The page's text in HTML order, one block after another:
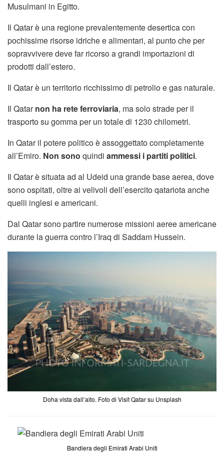
Musulmani in Egitto.
Il Qatar è una regione prevalentemente desertica con
pochissime risorse idriche e alimentari, al punto che per
sopravvivere deve far ricorso a grandi importazioni di
prodotti dall’estero.
Il Qatar è un territorio ricchissimo di petrolio e gas naturale.
Il Qatarnon ha rete ferroviaria, ma solo strade per il
trasporto su gomma per un totale di 1230 chilometri.
In Qatar il potere politico è assoggettato completamente
all’Emiro. Non sono quindi ammessi i partiti politici.
Il Qatar è situata ad al Udeid una grande base aerea, dove
sono ospitati, oltre ai velivoli dell’esercito qatariota anche
quelli inglesi e americani.
Dal Qatar sono partire numerose missioni aeree americane
durante la guerra contro l’Iraq di Saddam Hussein.
Doha vista dall’alto. Foto di Visit Qatar su Unsplash
Bandiera degli Emirati Arabi Uniti